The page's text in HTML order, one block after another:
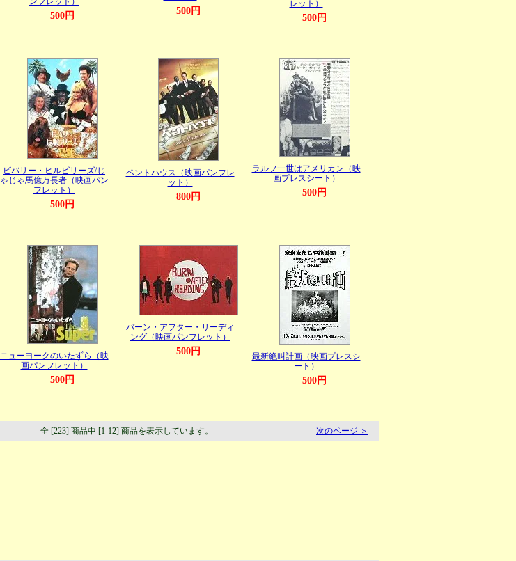
500円 500円
レット）
500円
ビバリー・ヒルビリーズ/じ
ゃじゃ馬億万長者（映画パン
フレット）
500円
ペントハウス（映画パンフレ
ット）
800円
ラルフ一世はアメリカン（映
画プレスシート）
500円
ニューヨークのいたずら（映
画パンフレット）
500円
バーン・アフター・リーディ
ング（映画パンフレット）
500円
最新絶叫計画（映画プレスシ
ート）
500円
全 [223] 商品中 [1-12] 商品を表示しています。 次のページ ＞